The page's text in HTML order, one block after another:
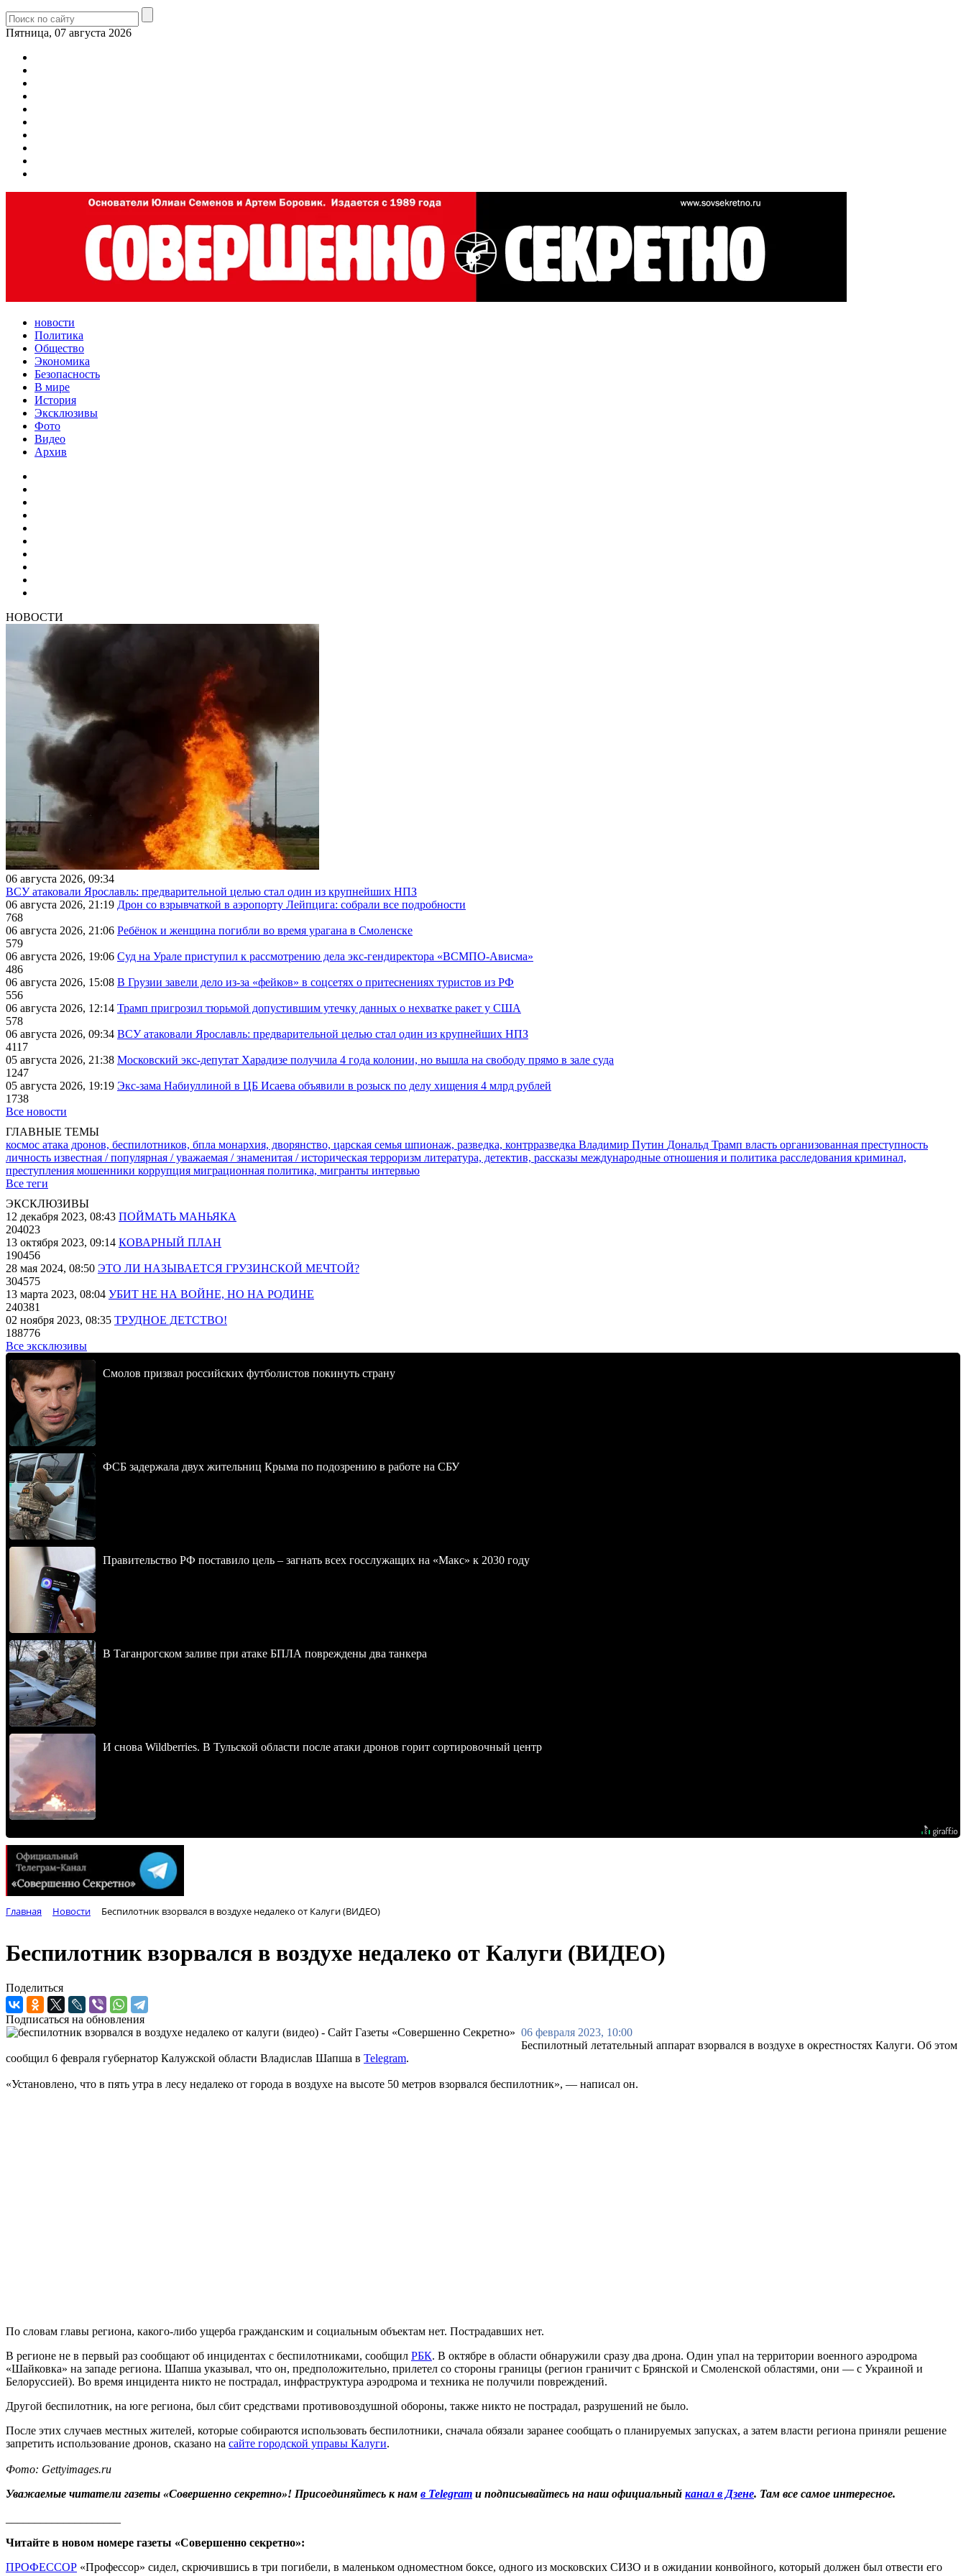
Пятница, 07 августа 2026
новости
Политика
Общество
Экономика
Безопасность
В мире
История
Эксклюзивы
Фото
Видео
Архив
НОВОСТИ
06 августа 2026, 09:34
ВСУ атаковали Ярославль: предварительной целью стал один из крупнейших НПЗ
06 августа 2026, 21:19 Дрон со взрывчаткой в аэропорту Лейпцига: собрали все подробности
768
06 августа 2026, 21:06 Ребёнок и женщина погибли во время урагана в Смоленске
579
06 августа 2026, 19:06 Суд на Урале приступил к рассмотрению дела экс-гендиректора «ВСМПО-Ависма»
486
06 августа 2026, 15:08 В Грузии завели дело из-за «фейков» в соцсетях о притеснениях туристов из РФ
556
06 августа 2026, 12:14 Трамп пригрозил тюрьмой допустившим утечку данных о нехватке ракет у США
578
06 августа 2026, 09:34 ВСУ атаковали Ярославль: предварительной целью стал один из крупнейших НПЗ
4117
05 августа 2026, 21:38 Московский экс-депутат Харадизе получила 4 года колонии, но вышла на свободу прямо в зале суда
1247
05 августа 2026, 19:19 Экс-зама Набиуллиной в ЦБ Исаева объявили в розыск по делу хищения 4 млрд рублей
1738
Все новости
ГЛАВНЫЕ ТЕМЫ
космос атака дронов, беспилотников, бпла монархия, дворянство, царская семья шпионаж, разведка, контрразведка Владимир Путин Дональд Трамп власть организованная преступность
личность известная / популярная / уважаемая / знаменитая / историческая терроризм литература, детектив, рассказы международные отношения и политика расследования криминал,
преступления мошенники коррупция миграционная политика, мигранты интервью
Все теги
ЭКСКЛЮЗИВЫ
12 декабря 2023, 08:43 ПОЙМАТЬ МАНЬЯКА
204023
13 октября 2023, 09:14 КОВАРНЫЙ ПЛАН
190456
28 мая 2024, 08:50 ЭТО ЛИ НАЗЫВАЕТСЯ ГРУЗИНСКОЙ МЕЧТОЙ?
304575
13 марта 2023, 08:04 УБИТ НЕ НА ВОЙНЕ, НО НА РОДИНЕ
240381
02 ноября 2023, 08:35 ТРУДНОЕ ДЕТСТВО!
188776
Все эксклюзивы
Смолов призвал российских футболистов покинуть страну
ФСБ задержала двух жительниц Крыма по подозрению в работе на СБУ
Правительство РФ поставило цель – загнать всех госслужащих на «Макс» к 2030 году
В Таганрогском заливе при атаке БПЛА повреждены два танкера
И снова Wildberries. В Тульской области после атаки дронов горит сортировочный центр
Главная Новости Беспилотник взорвался в воздухе недалеко от Калуги (ВИДЕО)
Беспилотник взорвался в воздухе недалеко от Калуги (ВИДЕО)
Поделиться
Подписаться на обновления
06 февраля 2023, 10:00
Беспилотный летательный аппарат взорвался в воздухе в окрестностях Калуги. Об этом
сообщил 6 февраля губернатор Калужской области Владислав Шапша в Telegram.
«Установлено, что в пять утра в лесу недалеко от города в воздухе на высоте 50 метров взорвался беспилотник», — написал он.
По словам главы региона, какого-либо ущерба гражданским и социальным объектам нет. Пострадавших нет.
В регионе не в первый раз сообщают об инцидентах с беспилотниками, сообщил РБК. В октябре в области обнаружили сразу два дрона. Один упал на территории военного аэродрома
«Шайковка» на западе региона. Шапша указывал, что он, предположительно, прилетел со стороны границы (регион граничит с Брянской и Смоленской областями, они — с Украиной и
Белоруссией). Во время инцидента никто не пострадал, инфраструктура аэродрома и техника не получили повреждений.
Другой беспилотник, на юге региона, был сбит средствами противовоздушной обороны, также никто не пострадал, разрушений не было.
После этих случаев местных жителей, которые собираются использовать беспилотники, сначала обязали заранее сообщать о планируемых запусках, а затем власти региона приняли решение
запретить использование дронов, сказано на сайте городской управы Калуги.
Фото: Gettyimages.ru
Уважаемые читатели газеты «Совершенно секретно»! Присоединяйтесь к нам в Telegram и подписывайтесь на наш официальный канал в Дзене. Там все самое интересное.
Читайте в новом номере газеты «Совершенно секретно»:
ПРОФЕССОР «Профессор» сидел, скрючившись в три погибели, в маленьком одноместном боксе, одного из московских СИЗО и в ожидании конвойного, который должен был отвести его